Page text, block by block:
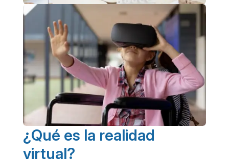
¿Qué es la realidad
virtual?